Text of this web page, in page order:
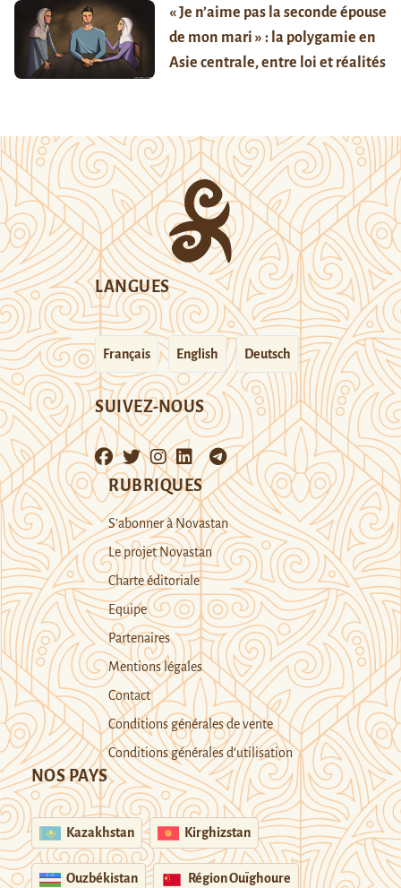
« Je n’aime pas la seconde épouse
de mon mari » : la polygamie en
Asie centrale, entre loi et réalités
LANGUES
Français English Deutsch
SUIVEZ-NOUS
RUBRIQUES
S’abonner à Novastan
Le projet Novastan
Charte éditoriale
Equipe
Partenaires
Mentions légales
Contact
Conditions générales de vente
Conditions générales d’utilisation
NOS PAYS
Kazakhstan Kirghizstan
Ouzbékistan Région Ouïghoure